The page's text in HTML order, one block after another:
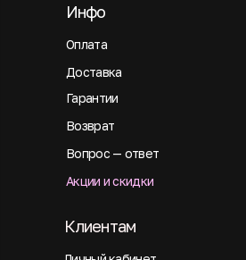
Оплата
Инфо
Доставка
Гарантии
Возврат
Вопрос — ответ
Акции и скидки
Клиентам